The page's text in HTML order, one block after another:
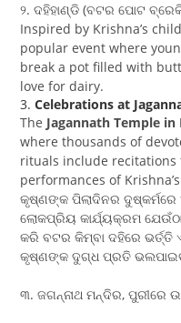
୨. ଦହିହାଣ୍ଡି (ବଟର ପୋଟ
Inspired by Krishna’s
popular event where
break a pot filled with
love for dairy.
3.Celebrations at
The Jagannath Temple in
where thousands of
rituals include recitations
performances of
କୃଷ୍ଣଙ୍କ ପିଲାଦିନର
ଲୋକପ୍ରିୟ କାର୍ଯ୍ୟକ୍ରମ
କରି ବଟର କିମ୍ବା ଦହିରେ ଭର୍ତ୍ତି
କୃଷ୍ଣଙ୍କ ଦୁଗ୍ଧ ପ୍ରତି
୩. ଜଗନ୍ନାଥ ମନ୍ଦିର, ପୁରୀରେ